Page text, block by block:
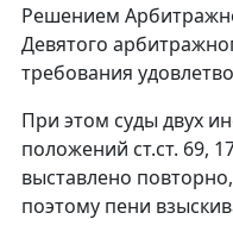
Решением
Девятого
требования
При этом суды двух
положений ст.ст. 69,
выставлено
поэтому пени